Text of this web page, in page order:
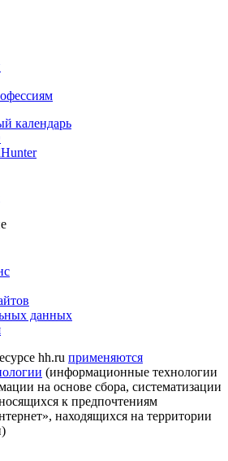
календарь
данных
hh.ru применяются
(информационные технологии
на основе сбора, систематизации
к предпочтениям
находящихся на территории